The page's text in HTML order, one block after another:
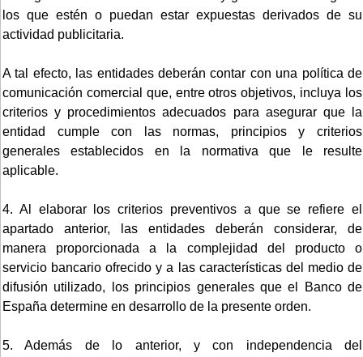
los que estén o puedan estar expuestas derivados de su
actividad publicitaria.
A tal efecto, las entidades deberán contar con una política de
comunicación comercial que, entre otros objetivos, incluya los
criterios y procedimientos adecuados para asegurar que la
entidad cumple con las normas, principios y criterios
generales establecidos en la normativa que le resulte
aplicable.
4. Al elaborar los criterios preventivos a que se refiere el
apartado anterior, las entidades deberán considerar, de
manera proporcionada a la complejidad del producto o
servicio bancario ofrecido y a las características del medio de
difusión utilizado, los principios generales que el Banco de
España determine en desarrollo de la presente orden.
5. Además de lo anterior, y con independencia del